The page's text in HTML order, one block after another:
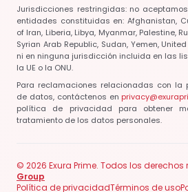
Jurisdicciones restringidas: no
entidades constituidas en: Afghanistan,
of Iran, Liberia, Libya, Myanmar, Palestine,
Syrian Arab Republic, Sudan, Yemen,
ni en ninguna jurisdicción incluida en las
la UE o la ONU.
Para reclamaciones relacionadas con la
de datos, contáctenos en
política de privacidad para obtener
tratamiento de los datos personales.
© 2026 Exura Prime. Todos los derechos
Group
Política de privacidadTérminos de uso